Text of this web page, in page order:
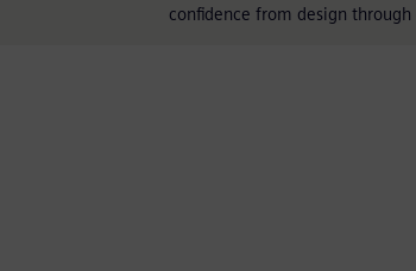
confidence from design